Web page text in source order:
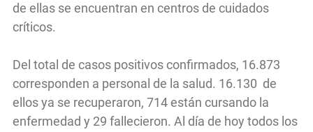
de ellas se encuentran en centros de cuidados
críticos.
Del total de casos positivos confirmados, 16.873
corresponden a personal de la salud. 16.130 de
ellos ya se recuperaron, 714 están cursando la
enfermedad y 29 fallecieron. Al día de hoy todos los